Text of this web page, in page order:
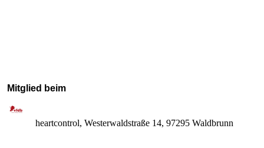
Mitglied beim
heartcontrol, Westerwaldstraße 14, 97295 Waldbrunn